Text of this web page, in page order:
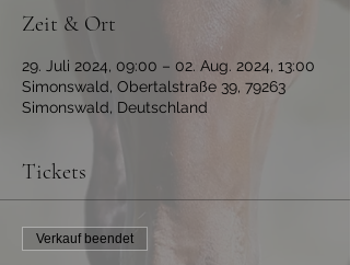
Zeit & Ort
29. Juli 2024, 09:00 – 02. Aug. 2024, 13:00
Simonswald, Obertalstraße 39, 79263
Simonswald, Deutschland
Tickets
Verkauf beendet